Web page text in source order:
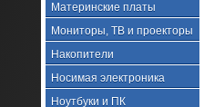
Материнские платы
Мониторы, ТВ и проекторы
Накопители
Носимая электроника
Ноутбуки и ПК